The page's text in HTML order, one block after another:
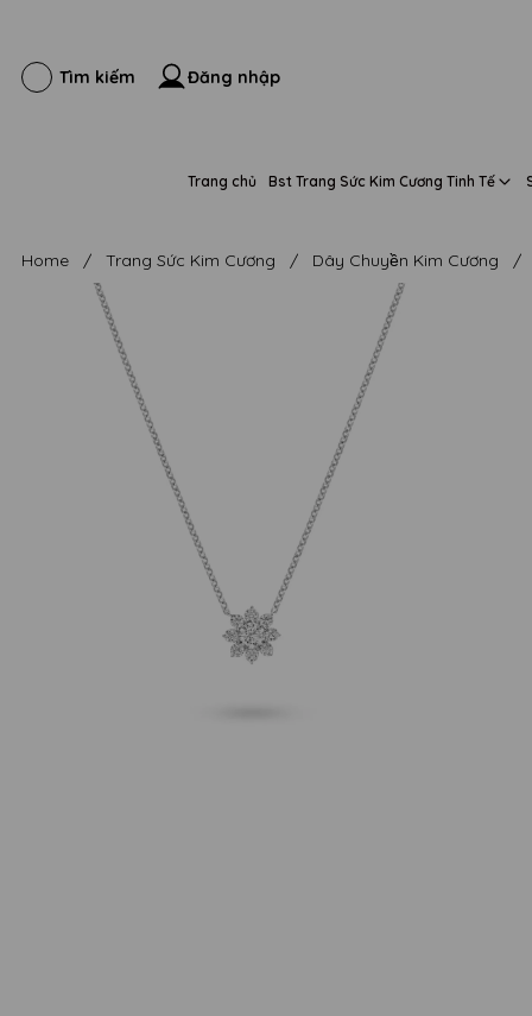
Trang chủ Bst Trang Sức Kim Cương Tinh Tế
Tìm kiếm Đăng nhập
Home / Trang Sức Kim Cương / Dây Chuyền Kim Cương /